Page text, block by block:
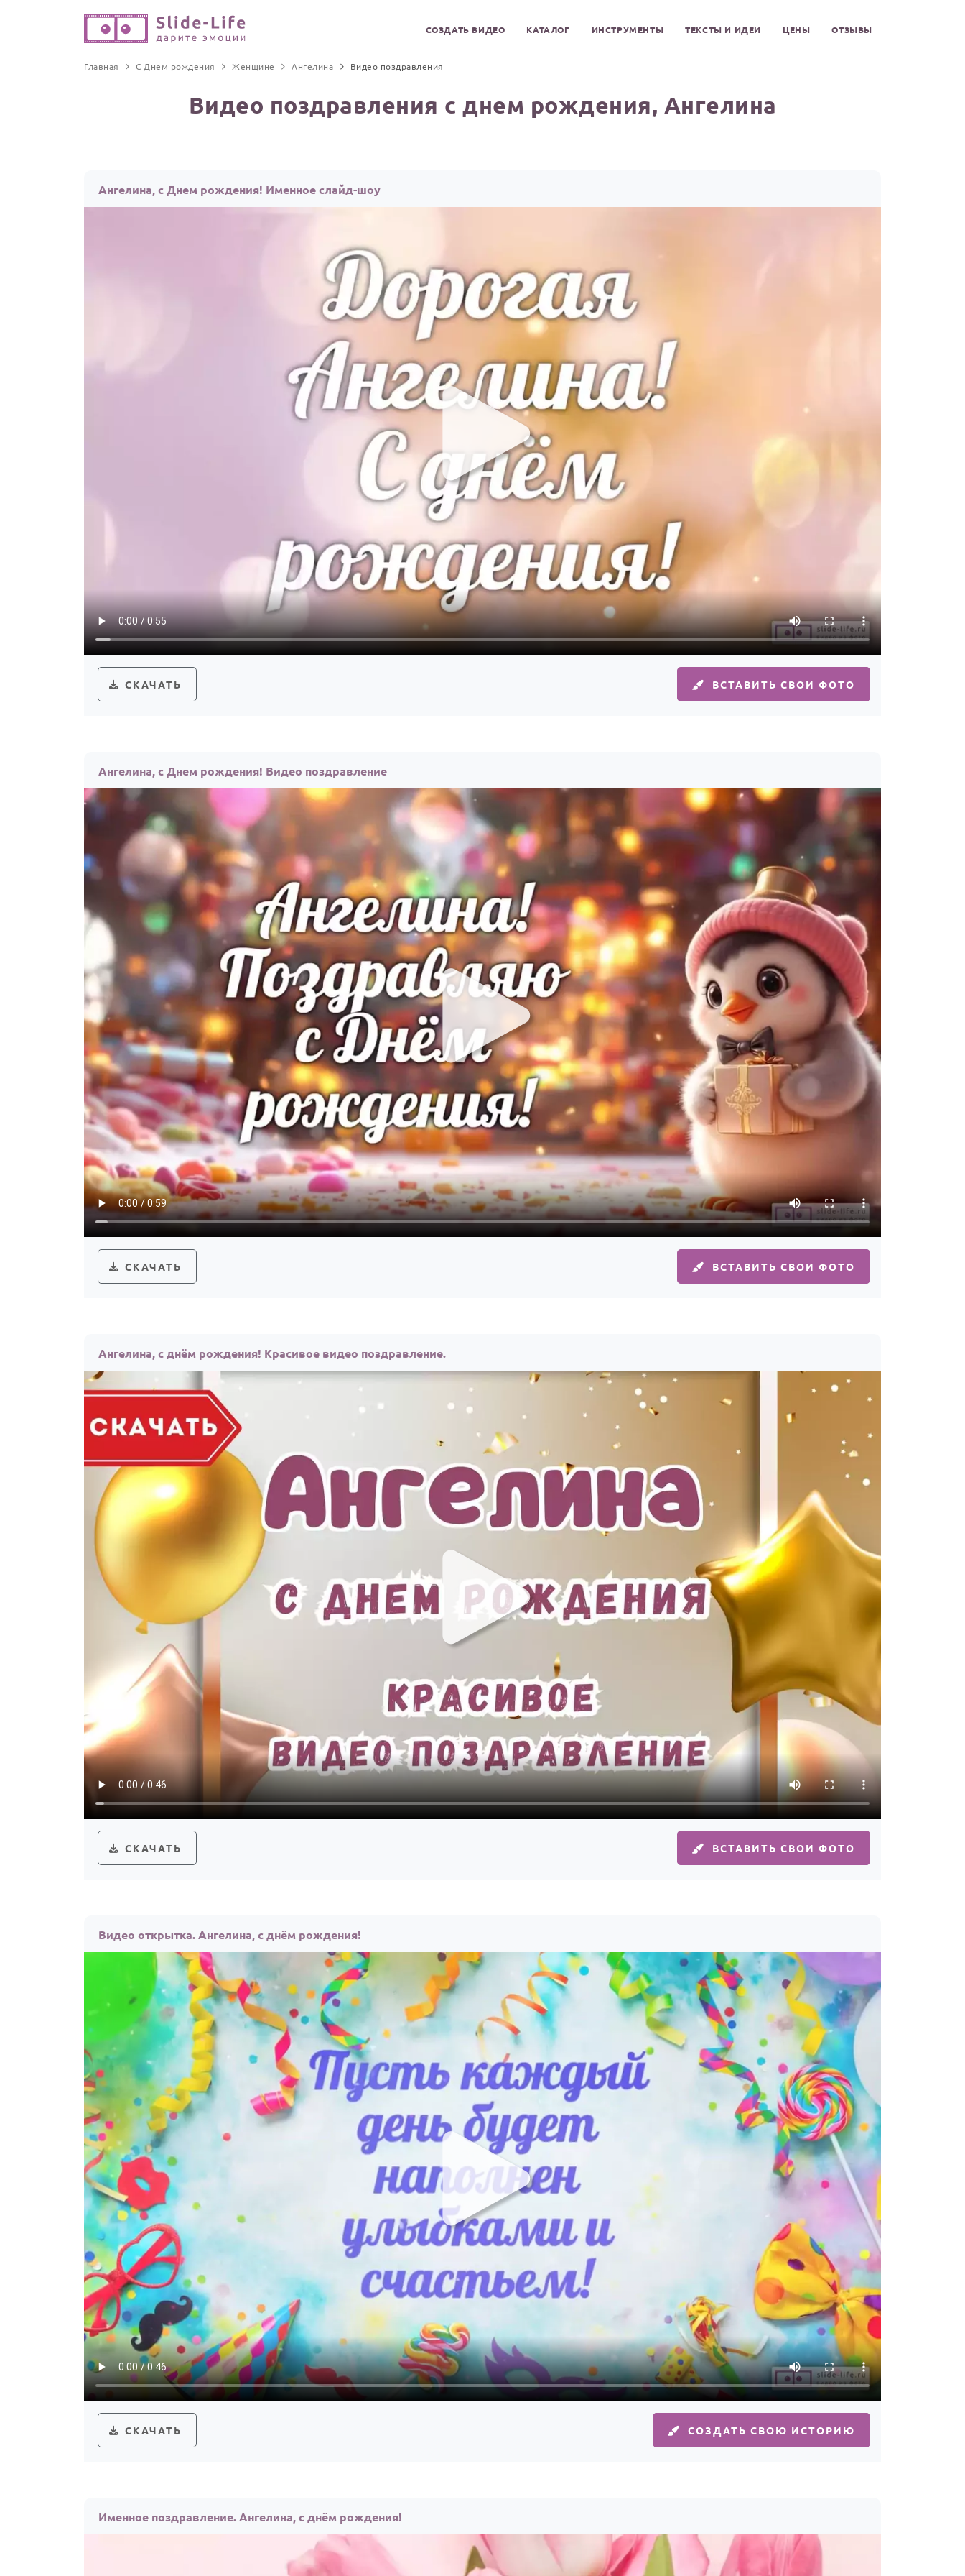
СОЗДАТЬ ВИДЕО КАТАЛОГ ИНСТРУМЕНТЫ ТЕКСТЫ И ИДЕИ ЦЕНЫ ОТЗЫВЫ
Главная С Днем рождения Женщине Ангелина Видео поздравления
Видео поздравления с днем рождения, Ангелина
Ангелина, с Днем рождения! Именное слайд-шоу
СКАЧАТЬ ВСТАВИТЬ СВОИ ФОТО
Ангелина, с Днем рождения! Видео поздравление
СКАЧАТЬ ВСТАВИТЬ СВОИ ФОТО
Ангелина, с днём рождения! Красивое видео поздравление.
СКАЧАТЬ ВСТАВИТЬ СВОИ ФОТО
Видео открытка. Ангелина, с днём рождения!
СКАЧАТЬ СОЗДАТЬ СВОЮ ИСТОРИЮ
Именное поздравление. Ангелина, с днём рождения!